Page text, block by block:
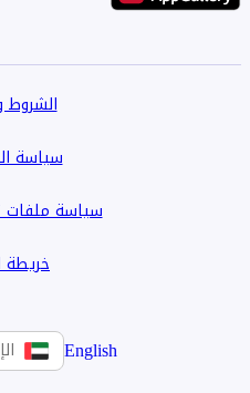
الشروط
سياسة
سياسة ملفات
خريطة
English